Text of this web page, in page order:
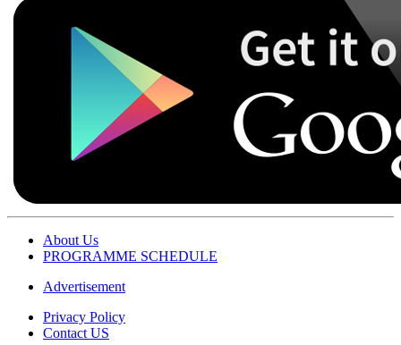
About Us
PROGRAMME SCHEDULE
Advertisement
Privacy Policy
Contact US